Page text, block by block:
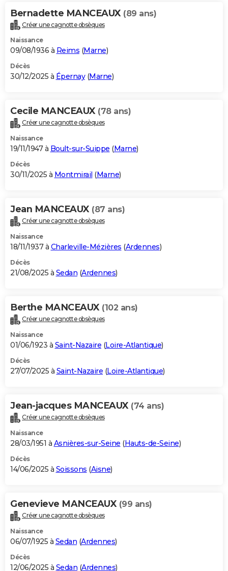
Bernadette MANCEAUX (89 ans)
Créer une cagnotte obsèques
Naissance
09/08/1936 à Reims (Marne)
Décès
30/12/2025 à Épernay(Marne)
Cecile MANCEAUX (78 ans)
Créer une cagnotte obsèques
Naissance
19/11/1947 à Boult-sur-Suippe (Marne)
Décès
30/11/2025 à Montmirail (Marne)
Jean MANCEAUX (87 ans)
Créer une cagnotte obsèques
Naissance
18/11/1937 à Charleville-Mézières (Ardennes)
Décès
21/08/2025 à Sedan (Ardennes)
Berthe MANCEAUX (102 ans)
Créer une cagnotte obsèques
Naissance
01/06/1923 à Saint-Nazaire (Loire-Atlantique)
Décès
27/07/2025 à Saint-Nazaire (Loire-Atlantique)
Jean-jacques MANCEAUX (74 ans)
Créer une cagnotte obsèques
Naissance
28/03/1951 à Asnières-sur-Seine (Hauts-de-Seine)
Décès
14/06/2025 à Soissons (Aisne)
Genevieve MANCEAUX (99 ans)
Créer une cagnotte obsèques
Naissance
06/07/1925 à Sedan (Ardennes)
Décès
12/06/2025 à Sedan (Ardennes)